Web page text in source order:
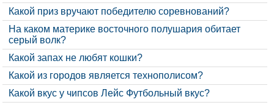
Какой приз вручают победителю соревнований?
На каком материке восточного полушария обитает
серый волк?
Какой запах не любят кошки?
Какой из городов является технополисом?
Какой вкус у чипсов Лейс Футбольный вкус?